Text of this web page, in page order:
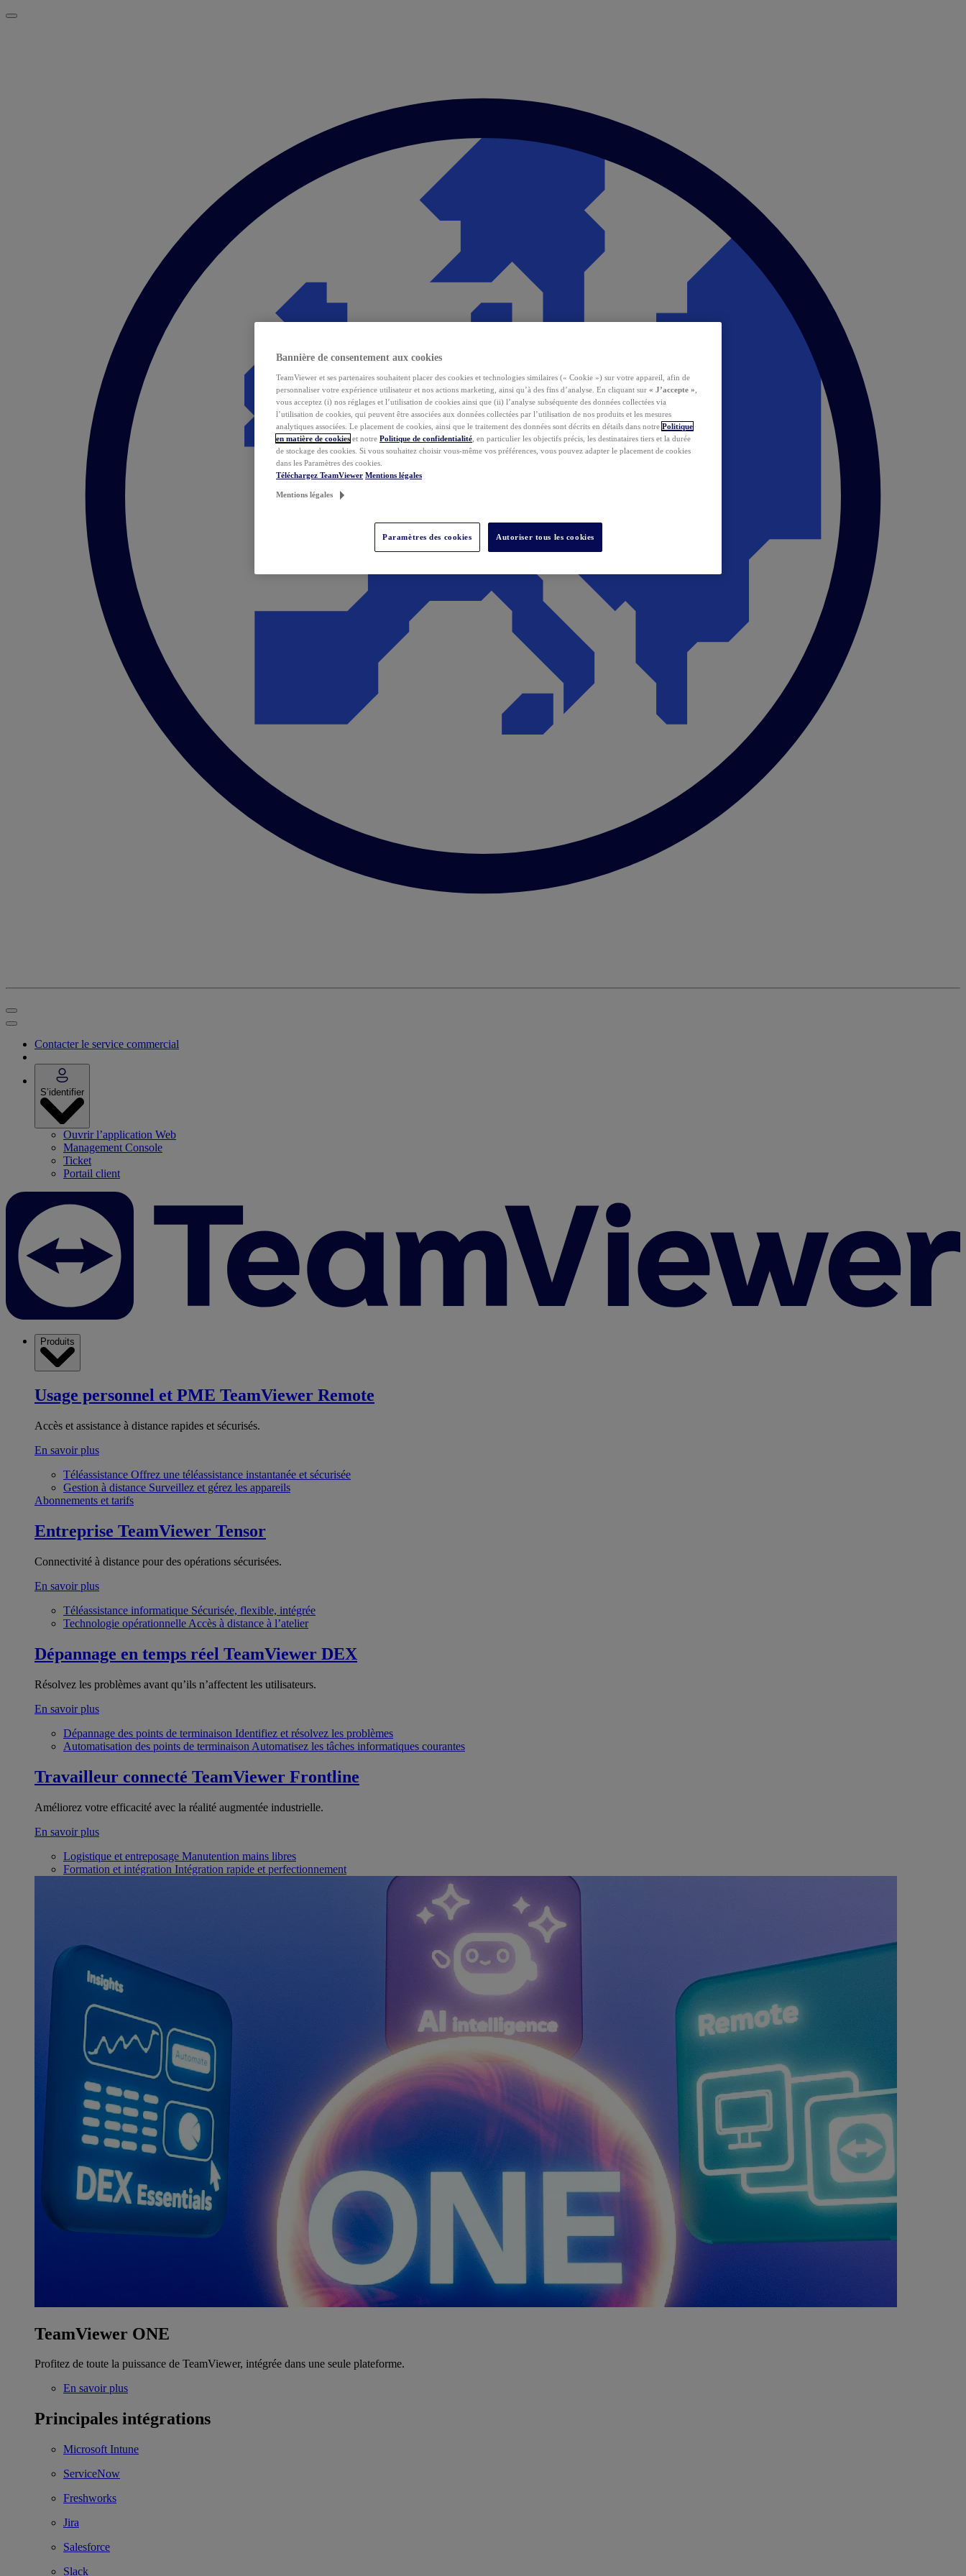
Contacter le service commercial
S’identifier
Ouvrir l’application Web
Management Console
Ticket
Portail client
Produits
Usage personnel et PME TeamViewer Remote
Accès et assistance à distance rapides et sécurisés.
En savoir plus
Téléassistance Offrez une téléassistance instantanée et sécurisée
Gestion à distance Surveillez et gérez les appareils
Abonnements et tarifs
Entreprise TeamViewer Tensor
Connectivité à distance pour des opérations sécurisées.
En savoir plus
Téléassistance informatique Sécurisée, flexible, intégrée
Technologie opérationnelle Accès à distance à l’atelier
Dépannage en temps réel TeamViewer DEX
Résolvez les problèmes avant qu’ils n’affectent les utilisateurs.
En savoir plus
Dépannage des points de terminaison Identifiez et résolvez les problèmes
Automatisation des points de terminaison Automatisez les tâches informatiques courantes
Travailleur connecté TeamViewer Frontline
Améliorez votre efficacité avec la réalité augmentée industrielle.
En savoir plus
Logistique et entreposage Manutention mains libres
Formation et intégration Intégration rapide et perfectionnement
TeamViewer ONE
Profitez de toute la puissance de TeamViewer, intégrée dans une seule plateforme.
En savoir plus
Principales intégrations
Microsoft Intune
ServiceNow
Freshworks
Jira
Salesforce
Slack
Bannière de consentement aux cookies
TeamViewer et ses partenaires souhaitent placer des cookies et technologies similaires (« Cookie ») sur votre appareil, afin de
personnaliser votre expérience utilisateur et nos actions marketing, ainsi qu’à des fins d’analyse. En cliquant sur « J’accepte »
vous acceptez (i) nos réglages et l’utilisation de cookies ainsi que (ii) l’analyse subséquente des données collectées via
l’utilisation de cookies, qui peuvent être associées aux données collectées par l’utilisation de nos produits et les mesures
analytiques associées. Le placement de cookies, ainsi que le traitement des données sont décrits en détails dans notre Politique
en matière de cookies et notre Politique de confidentialité , en particulier les objectifs précis, les destinataires tiers et la durée
de stockage des cookies. Si vous souhaitez choisir vous-même vos préférences, vous pouvez adapter le placement de cookies
dans les Paramètres des cookies.
Téléchargez TeamViewer Mentions légales
Mentions légales
Paramètres des cookies Autoriser tous les cookies